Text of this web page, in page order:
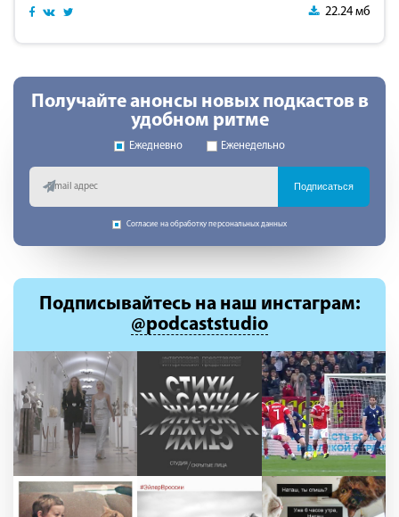
22.24 мб
Получайте анонсы новых подкастов в
удобном ритме
Ежедневно Еженедельно
Подписаться
Согласие на обработку персональных данных
Подписывайтесь на наш инстаграм:
@podcaststudio